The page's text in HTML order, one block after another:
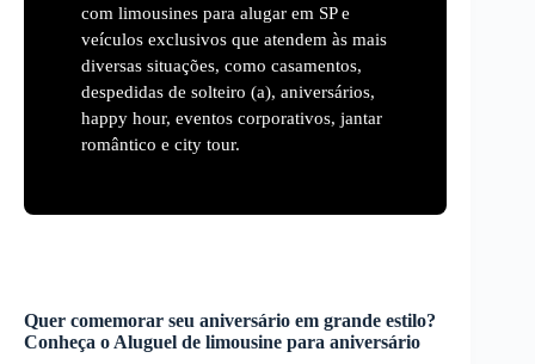
com limousines para alugar em SP e
veículos exclusivos que atendem às mais
diversas situações, como casamentos,
despedidas de solteiro (a), aniversários,
happy hour, eventos corporativos, jantar
romântico e city tour.
Quer comemorar seu aniversário em grande estilo?
Conheça o Aluguel de limousine para aniversário